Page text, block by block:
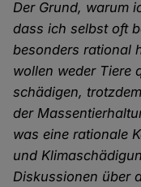
Der Grund, warum
dass ich selbst oft
besonders rational
wollen weder Tiere
schädigen,
der
was eine rationale
und
Diskussionen über